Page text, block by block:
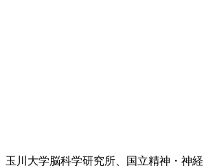
玉川大学脳科学研究所、国立精神・神